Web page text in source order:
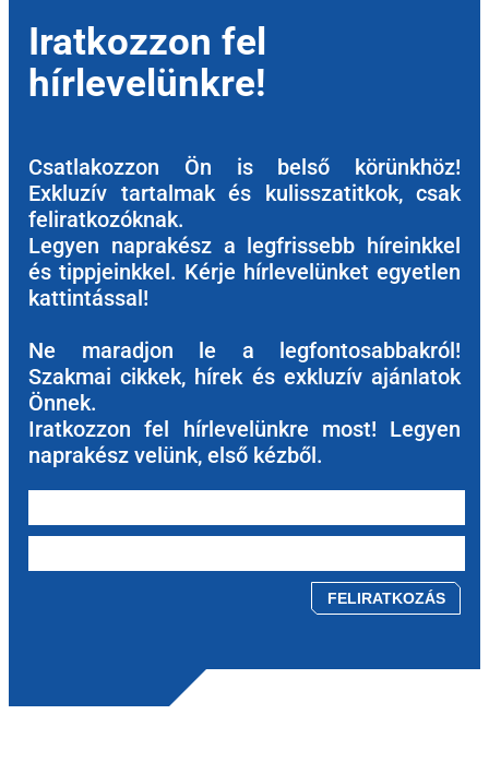
Iratkozzon fel
hírlevelünkre!
Csatlakozzon Ön is belső körünkhöz!
Exkluzív tartalmak és kulisszatitkok, csak
feliratkozóknak.
Legyen naprakész a legfrissebb híreinkkel
és tippjeinkkel. Kérje hírlevelünket egyetlen
kattintással!
Ne maradjon le a legfontosabbakról!
Szakmai cikkek, hírek és exkluzív ajánlatok
Önnek.
Iratkozzon fel hírlevelünkre most! Legyen
naprakész velünk, első kézből.